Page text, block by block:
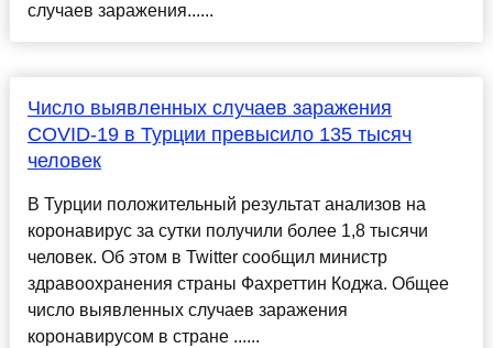
случаев заражения......
Число выявленных случаев заражения
COVID-19 в Турции превысило 135 тысяч
человек
В Турции положительный результат анализов на
коронавирус за сутки получили более 1,8 тысячи
человек. Об этом в Twitter сообщил министр
здравоохранения страны Фахреттин Коджа. Общее
число выявленных случаев заражения
коронавирусом в стране ......